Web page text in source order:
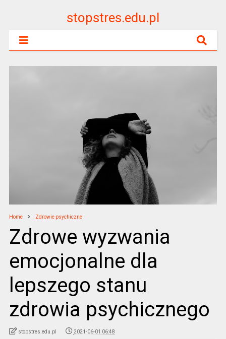
stopstres.edu.pl
Home Zdrowie psychiczne
Zdrowe wyzwania
emocjonalne dla
lepszego stanu
zdrowia psychicznego
stopstres.edu.pl 2021-06-01 06:48